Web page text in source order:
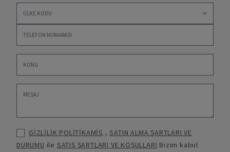
GİZLİLİK POLİTİKAMİS ,SATIN ALMA ŞARTLARI VE
DURUMU ile SATIŞ ŞARTLARI VE KOŞULLARI Bizim kabul